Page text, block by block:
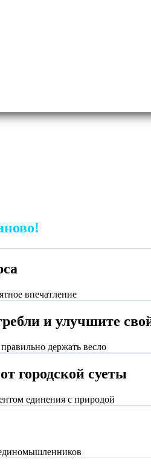
впечатление
и улучшите
держать весло
городской суеты
единения с природой